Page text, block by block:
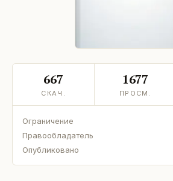
667
СКАЧ.
1677
ПРОСМ.
Ограничение
Правообладатель
Опубликовано